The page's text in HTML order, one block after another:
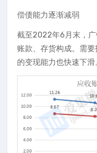
偿债能力逐渐减弱
截至2022年6月末，
账款、存货构成。需
的变现能力也快速下滑